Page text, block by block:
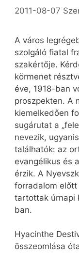
2011-08-07
A város
szolgáló fiatal
szakértője.
körmenet
éve, 1918-ban
proszpekten. A
kiemelkedően
sugárutat a
nevezik,
találhatók: az
evangélikus és
érzik. A
forradalom
tartottak úrnapi
ban.
Hyacinthe
összeomlása